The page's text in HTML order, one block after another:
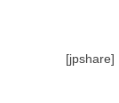
[jpshare]